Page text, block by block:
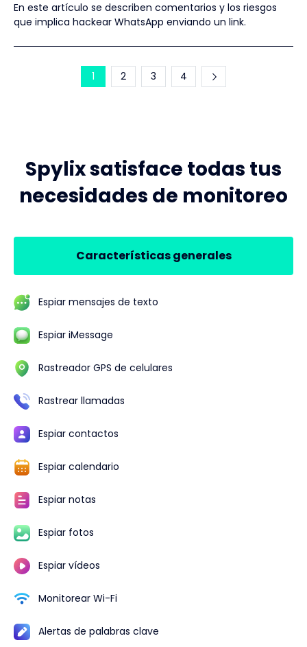
En este artículo se describen comentarios y los riesgos
que implica hackear WhatsApp enviando un link.
1 2 3 4
Spylix satisface todas tus
necesidades de monitoreo
Características generales
Espiar mensajes de texto
Espiar iMessage
Rastreador GPS de celulares
Rastrear llamadas
Espiar contactos
Espiar calendario
Espiar notas
Espiar fotos
Espiar vídeos
Monitorear Wi-Fi
Alertas de palabras clave